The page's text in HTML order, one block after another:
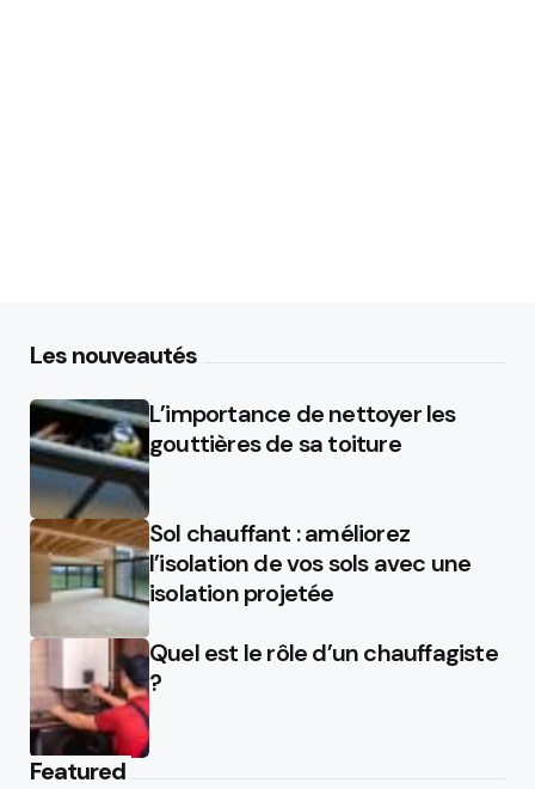
Les nouveautés
L’importance de nettoyer les
gouttières de sa toiture
Sol chauffant : améliorez
l’isolation de vos sols avec une
isolation projetée
Quel est le rôle d’un chauffagiste
?
Featured